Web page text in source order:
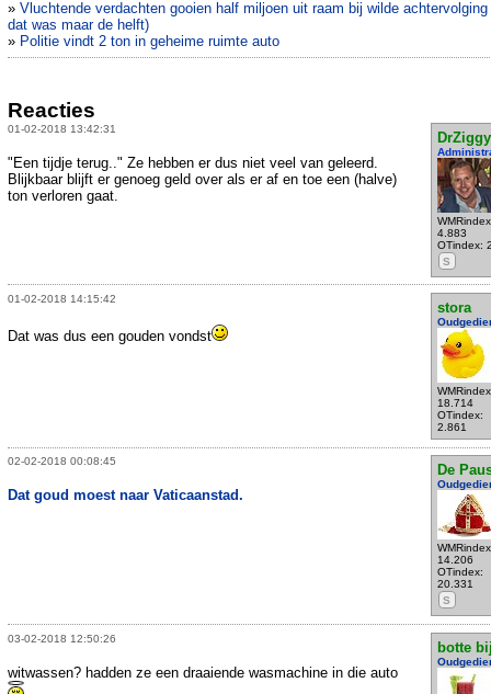
» Vluchtende verdachten gooien half miljoen uit raam bij wilde achtervolging
dat was maar de helft)
» Politie vindt 2 ton in geheime ruimte auto
Reacties
01-02-2018 13:42:31
DrZiggy
4.883
OTindex:
S
"Een tijdje terug.." Ze hebben er dus niet veel van geleerd.
Blijkbaar blijft er genoeg geld over als er af en toe een (halve)
ton verloren gaat.
01-02-2018 14:15:42
stora
18.714
OTindex:
2.861
Dat was dus een gouden vondst
02-02-2018 00:08:45
De
14.206
OTindex:
20.331
S
Dat goud moest naar Vaticaanstad.
03-02-2018 12:50:26
botte
witwassen? hadden ze een draaiende wasmachine in die auto